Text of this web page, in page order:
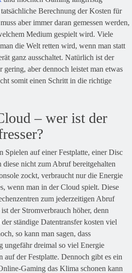
Berechnung der Kosten für
aber immer daran gemessen werden,
Medium gespielt wird. Viele
die Welt retten wird, wenn man statt
ganz ausschaltet. Natürlich ist der
gering, aber dennoch leistet man etwas
somit einen Schritt in die richtige
– wer ist der
Spielen auf einer Festplatte, einer Disc
diese nicht zum Abruf bereitgehalten
zockt, verbraucht nur die Energie
wenn man in der Cloud spielt. Diese
zum jederzeitigen Abruf
der Stromverbrauch höher, denn
ständige Datentransfer kosten viel
so kann man sagen, dass
ungefähr dreimal so viel Energie
auf der Festplatte. Dennoch gibt es ein
Gaming das Klima schonen kann